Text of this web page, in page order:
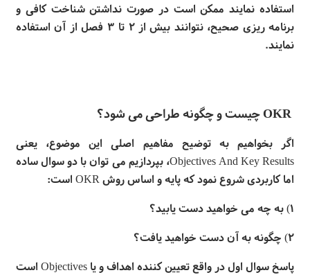
استفاده نمایند ممکن است در صورت نداشتن شناخت کافی و
برنامه
ریزی صحیح، نتوانند بیش از ۲ تا ۳ فصل از آن استفاده
نمایند.
OKR چیست و چگونه طراحی میشود؟
اگر بخواهیم به توضیح مفاهیم اصلی این موضوع، یعنی
Objectives And Key Results، بپردازیم می توان با دو سوال ساده
اما کاربردی شروع نمود که پایه و اساس روشOKR است:
۱) به چه می
خواهید دست یابید؟
۲) چگونه به آن دست خواهید یافت؟
پاسخ سوال اول در واقع تعیینکننده اهداف و یا Objectives است